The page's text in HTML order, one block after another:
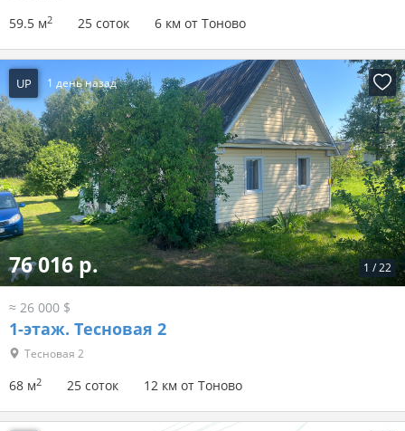
59.5 м2 25 соток 6 км от Тоново
UP 1 день назад
1 /22
76 016 р.
≈ 26 000 $
1-этаж. Тесновая 2
Тесновая 2
68 м2 25 соток 12 км от Тоново